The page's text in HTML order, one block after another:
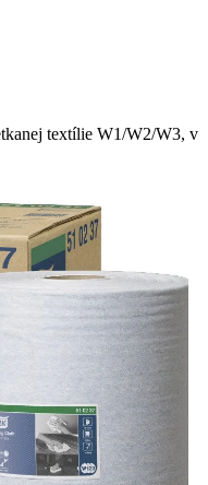
textílie W1/W2/W3, v